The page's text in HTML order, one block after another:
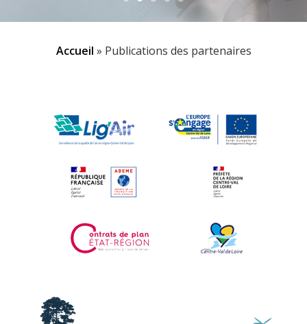
Accueil » Publications des partenaires